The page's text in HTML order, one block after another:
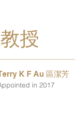
K F Au 區潔芳
in 2017
授